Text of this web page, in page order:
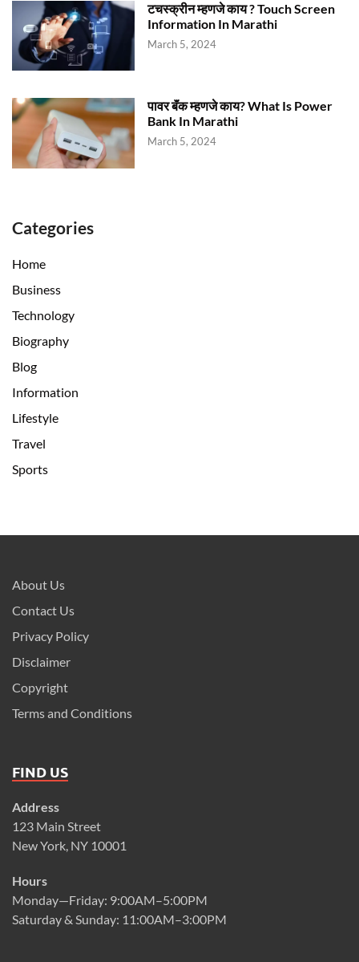
टचस्क्रीन म्हणजे काय ? Touch Screen
Information In Marathi
March 5, 2024
पावर बॅंक म्हणजे काय? What Is Power
Bank In Marathi
March 5, 2024
Categories
Home
Business
Technology
Biography
Blog
Information
Lifestyle
Travel
Sports
About Us
Contact Us
Privacy Policy
Disclaimer
Copyright
Terms and Conditions
FIND US
Address
123 Main Street
New York, NY 10001
Hours
Monday—Friday: 9:00AM–5:00PM
Saturday & Sunday: 11:00AM–3:00PM